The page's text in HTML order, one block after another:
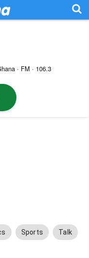
· FM · 106.3
Sports Talk